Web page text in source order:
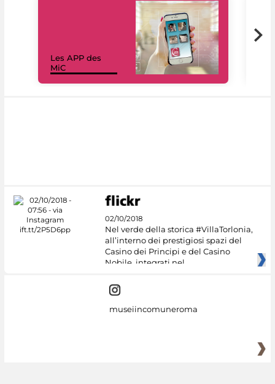
Les APP des
MiC
02/10/2018
Nel verde della storica #VillaTorlonia,
all’interno dei prestigiosi spazi del
Casino dei Principi e del Casino
Nobile, integrati nel
museiincomuneroma